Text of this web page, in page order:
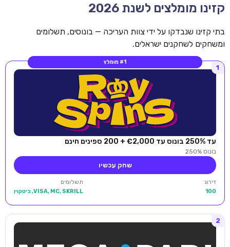
קזינו מומלצים לשנת 2026
בתי קזינו שנבדקו על ידי צוות העריכה — בונוסים, תשלומים
ומשחקים לשחקנים ישראלים.
#1 מומלץ
1
עד 250% בונוס עד €2,000 + 200 ספינים חינם
בונוס 250%
שחק עכשיו
דירוג
100
תשלומים
VISA, MC, SKRILL, ביטקוין
2